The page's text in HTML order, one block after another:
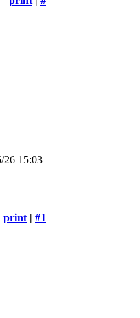
26 15:03
print | #1